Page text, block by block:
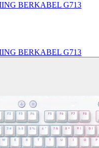
BERKABEL G713
BERKABEL G713